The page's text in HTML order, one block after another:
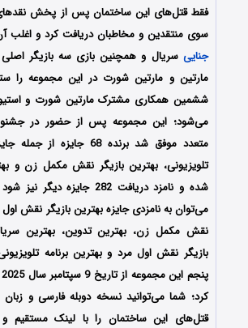
فقط قتل‌های این ساختمان پس از پخش نقدهای
سوی منتقدین و مخاطبان دریافت کرد و اغلب
جنایی سریال و همچنین بازی سه بازیگر اصلی
مارتین و مارتین شورت در این مجموعه را
ششمین همکاری مشترک مارتین شورت و
می‌شود؛ این مجموعه پس از حضور در
متعدد موفق شد برنده 68
تلویزیونی، بهترین بازیگر نقش مکمل زن و
شده و نامزد دریافت 282 جایزه
می‌توان به نامزدی جایزه بهترین بازیگر نقش اول
نقش مکمل زن، بهترین تدوین، بهترین
بازیگر نقش اول مرد و بهترین برنامه
کرد؛ شما می‌توانید نسخه دوبله فارسی و
قتل‌های این ساختمان را با لینک مستقیم